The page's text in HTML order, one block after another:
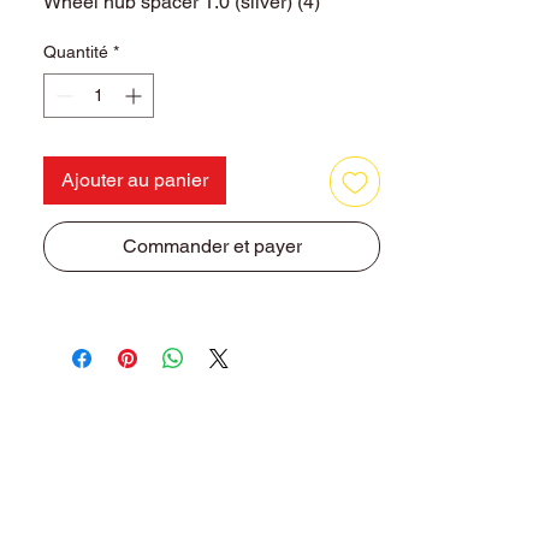
Quantité *
Ajouter au panier
Commander et payer